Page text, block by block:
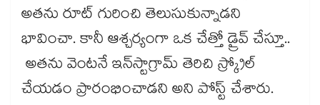
అతను రూట్ గురించి తెలుసుకున్నాడని
భావించా. కానీ ఆశ్చర్యంగా ఒక చేత్తో డ్రైవ్ చేస్తూ..
అతను వెంటనే ఇన్‌స్టాగ్రామ్ తెరిచి స్క్రోల్
చేయడం ప్రారంభించాడని అని పోస్ట్ చేశారు.